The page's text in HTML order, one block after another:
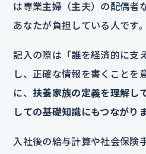
は専業主婦（主夫）の配偶者
あなたが負担している人です。
記入の際は「誰を経済的に支
し、正確な情報を書くことを
に、 扶養家族の定義を理解し
しての基礎知識にもつながり
入社後の給与計算や社会保険